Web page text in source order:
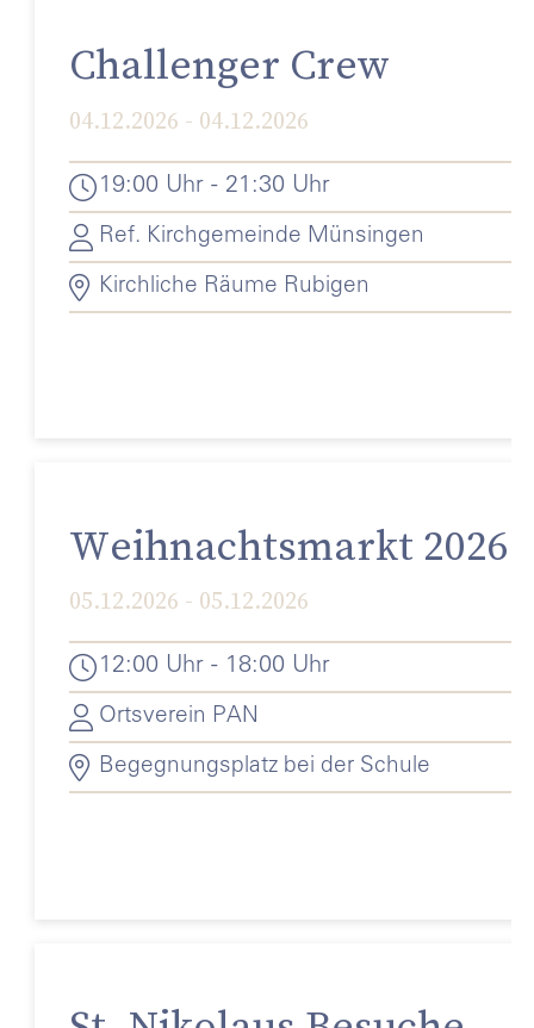
Challenger Crew
04.12.2026 - 04.12.2026
19:00 Uhr - 21:30 Uhr
Ref. Kirchgemeinde Münsingen
Kirchliche Räume Rubigen
Weihnachtsmarkt 2026
05.12.2026 - 05.12.2026
12:00 Uhr - 18:00 Uhr
Ortsverein PAN
Begegnungsplatz bei der Schule